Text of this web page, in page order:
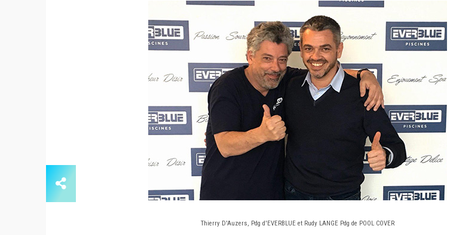
Thierry D'Auzers, Pdg d'EVERBLUE et Rudy LANGE Pdg de POOL COVER